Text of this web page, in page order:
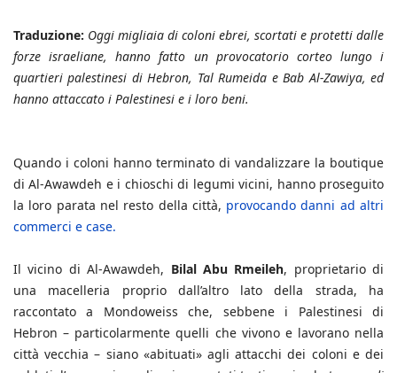
Traduzione: Oggi migliaia di coloni ebrei, scortati e protetti dalle
forze israeliane, hanno fatto un provocatorio corteo lungo i
quartieri palestinesi di Hebron, Tal Rumeida e Bab Al-Zawiya, ed
hanno attaccato i Palestinesi e i loro beni.
Quando i coloni hanno terminato di vandalizzare la boutique
di Al-Awawdeh e i chioschi di legumi vicini, hanno proseguito
la loro parata nel resto della città, provocando danni ad altri
commerci e case.
Il vicino di Al-Awawdeh, Bilal Abu Rmeileh, proprietario di
una macelleria proprio dall’altro lato della strada, ha
raccontato a Mondoweiss che, sebbene i Palestinesi di
Hebron – particolarmente quelli che vivono e lavorano nella
città vecchia – siano «abituati» agli attacchi dei coloni e dei